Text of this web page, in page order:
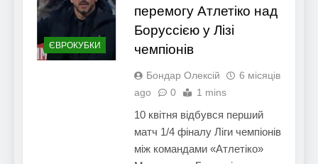
ЄВРОКУБКИ
перемогу Атлетіко над
Боруссією у Лізі
чемпіонів
Бондар Олексій
6 місяців
ago
0 1 mins
10 квітня відбувся перший
матч 1/4 фіналу Ліги чемпіонів
між командами «Атлетіко»